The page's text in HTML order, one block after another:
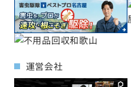
運営会社